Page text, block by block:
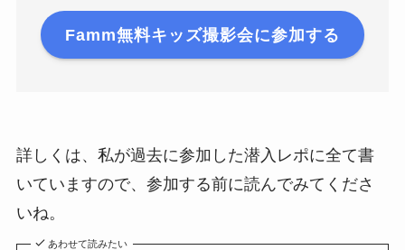
Famm無料キッズ撮影会に参加する
詳しくは、私が過去に参加した潜入レポに全て書
いていますので、参加する前に読んでみてくださ
いね。
あわせて読みたい